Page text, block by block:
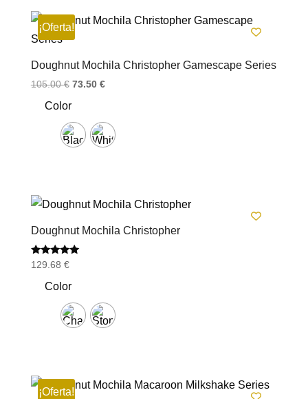
¡Oferta!
Doughnut Mochila Christopher Gamescape Series
105.00€ El
era:
105.00 €.
73.50 €El
es:
73.50 €.
Color
Doughnut Mochila Christopher
Valorado
5.00
de 5
129.68 €
Color
¡Oferta!